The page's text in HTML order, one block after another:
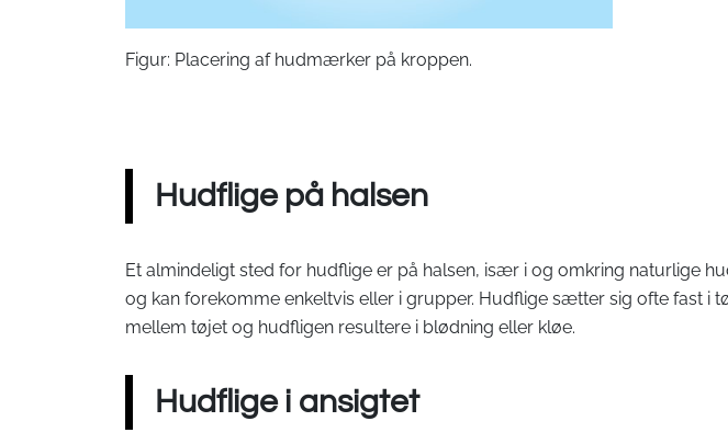
Figur: Placering af hudmærker på kroppen.
Hudflige på halsen
Et almindeligt sted for hudflige er på halsen, især i og omkring naturlige
og kan forekomme enkeltvis eller i grupper. Hudflige sætter sig ofte fast i
mellem tøjet og hudfligen resultere i blødning eller kløe.
Hudflige i ansigtet